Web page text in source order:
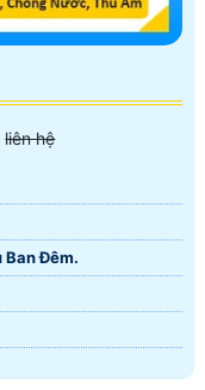
liên hệ
Ban Ðêm.